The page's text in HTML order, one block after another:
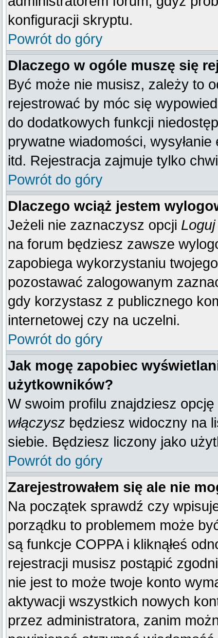
konfiguracji skryptu.
Powrót do góry
Dlaczego w ogóle muszę się
Być może nie musisz, zależy to
rejestrować by móc się
do dodatkowych funkcji
prywatne wiadomości,
itd. Rejestracja zajmuje tylko
Powrót do góry
Dlaczego wciąż jestem
Jeżeli nie zaznaczysz opcji
na forum będziesz zawsze
zapobiega wykorzystaniu
pozostawać zalogowanym
gdy korzystasz z publicznego
internetowej czy na uczelni.
Powrót do góry
Jak mogę zapobiec
użytkowników?
W swoim profilu znajdziesz opcję
włączysz będziesz widoczny na
siebie. Będziesz liczony jako
Powrót do góry
Zarejestrowałem się ale nie
Na początek sprawdź czy
porządku to problemem może
są funkcje COPPA i kliknąłeś
rejestracji musisz postąpić
nie jest to może twoje konto
aktywacji wszystkich nowych
przez administratora, zanim